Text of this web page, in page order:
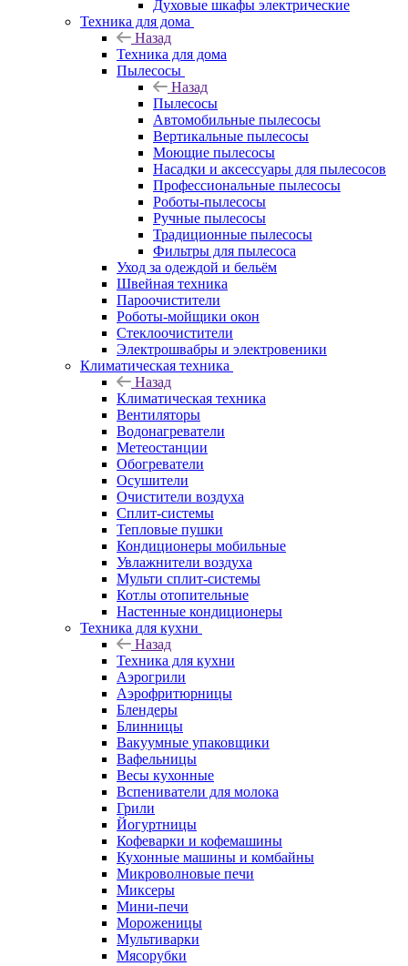
Духовые шкафы электрические
Техника для дома
Назад
Техника для дома
Пылесосы
Назад
Пылесосы
Автомобильные пылесосы
Вертикальные пылесосы
Моющие пылесосы
Насадки и аксессуары для пылесосов
Профессиональные пылесосы
Роботы-пылесосы
Ручные пылесосы
Традиционные пылесосы
Фильтры для пылесоса
Уход за одеждой и бельём
Швейная техника
Пароочистители
Роботы-мойщики окон
Стеклоочистители
Электрошвабры и электровеники
Климатическая техника
Назад
Климатическая техника
Вентиляторы
Водонагреватели
Метеостанции
Обогреватели
Осушители
Очистители воздуха
Сплит-системы
Тепловые пушки
Кондиционеры мобильные
Увлажнители воздуха
Мульти сплит-системы
Котлы отопительные
Настенные кондиционеры
Техника для кухни
Назад
Техника для кухни
Аэрогрили
Аэрофритюрницы
Блендеры
Блинницы
Вакуумные упаковщики
Вафельницы
Весы кухонные
Вспениватели для молока
Грили
Йогуртницы
Кофеварки и кофемашины
Кухонные машины и комбайны
Микроволновые печи
Миксеры
Мини-печи
Мороженицы
Мультиварки
Мясорубки